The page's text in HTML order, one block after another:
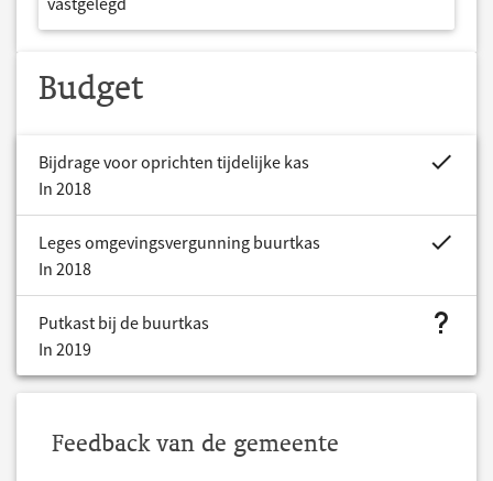
Budget
Bijdrage voor oprichten tijdelijke kas
In 2018
Leges omgevingsvergunning buurtkas
In 2018
Putkast bij de buurtkas
In 2019
Feedback van de gemeente